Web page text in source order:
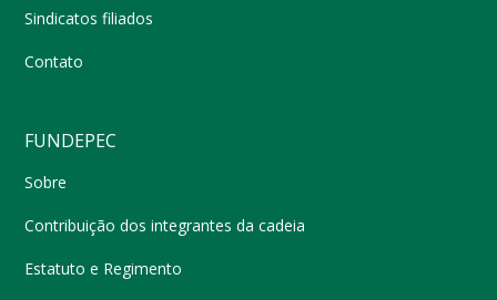
Sindicatos filiados
Contato
FUNDEPEC
Sobre
Contribuição dos integrantes da cadeia
Estatuto e Regimento